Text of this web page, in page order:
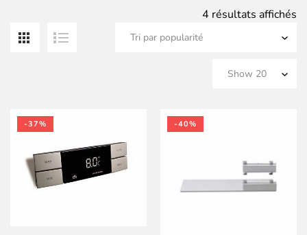
4 résultats affichés
-37% -40%